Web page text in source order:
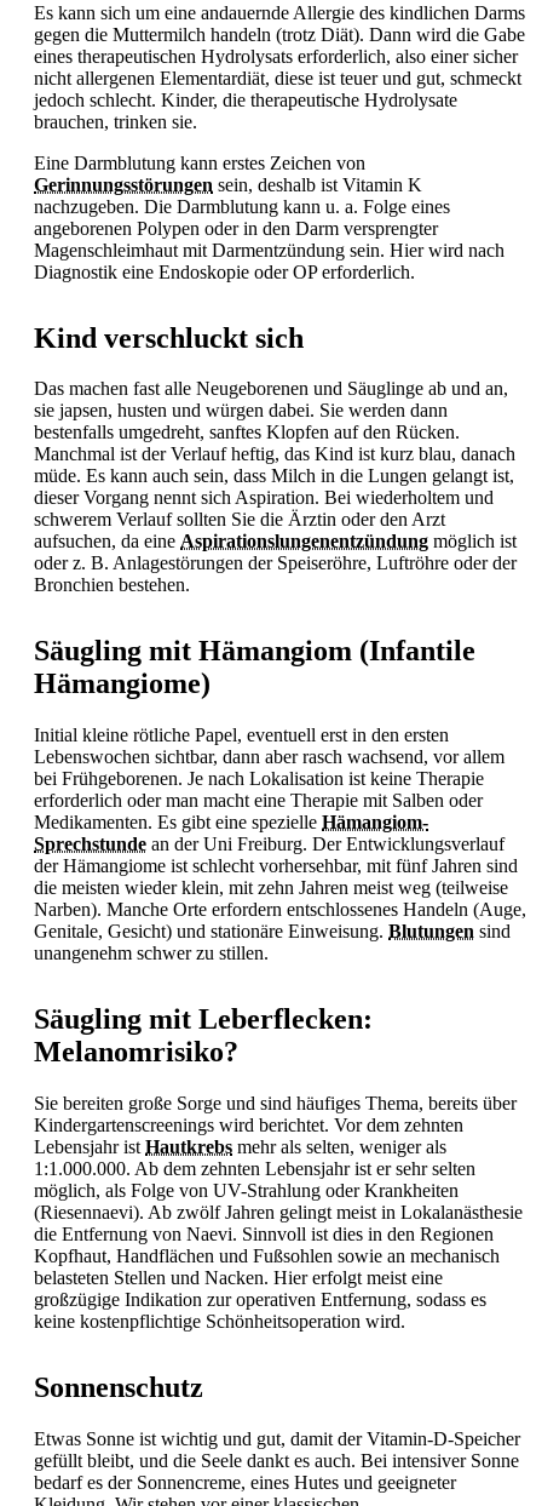
Es kann sich um eine andauernde Allergie des kindlichen Darms
gegen die Muttermilch handeln (trotz Diät). Dann wird die Gabe
eines therapeutischen Hydrolysats erforderlich, also einer sicher
nicht allergenen Elementardiät, diese ist teuer und gut, schmeckt
jedoch schlecht. Kinder, die therapeutische Hydrolysate
brauchen, trinken sie.
Eine Darmblutung kann erstes Zeichen von
Gerinnungsstörungen sein, deshalb ist Vitamin K
nachzugeben. Die Darmblutung kann u. a. Folge eines
angeborenen Polypen oder in den Darm versprengter
Magenschleimhaut mit Darmentzündung sein. Hier wird nach
Diagnostik eine Endoskopie oder OP erforderlich.
Kind verschluckt sich
Das machen fast alle Neugeborenen und Säuglinge ab und an,
sie japsen, husten und würgen dabei. Sie werden dann
bestenfalls umgedreht, sanftes Klopfen auf den Rücken.
Manchmal ist der Verlauf heftig, das Kind ist kurz blau, danach
müde. Es kann auch sein, dass Milch in die Lungen gelangt ist,
dieser Vorgang nennt sich Aspiration. Bei wiederholtem und
schwerem Verlauf sollten Sie die Ärztin oder den Arzt
aufsuchen, da eine Aspirationslungenentzündung möglich ist
oder z. B. Anlagestörungen der Speiseröhre, Luftröhre oder der
Bronchien bestehen.
Säugling mit Hämangiom (Infantile
Hämangiome)
Initial kleine rötliche Papel, eventuell erst in den ersten
Lebenswochen sichtbar, dann aber rasch wachsend, vor allem
bei Frühgeborenen. Je nach Lokalisation ist keine Therapie
erforderlich oder man macht eine Therapie mit Salben oder
Medikamenten. Es gibt eine spezielle Hämangiom-
Sprechstunde an der Uni Freiburg. Der Entwicklungsverlauf
der Hämangiome ist schlecht vorhersehbar, mit fünf Jahren sind
die meisten wieder klein, mit zehn Jahren meist weg (teilweise
Narben). Manche Orte erfordern entschlossenes Handeln (Auge,
Genitale, Gesicht) und stationäre Einweisung. Blutungen sind
unangenehm schwer zu stillen.
Säugling mit Leberflecken:
Melanomrisiko?
Sie bereiten große Sorge und sind häufiges Thema, bereits über
Kindergartenscreenings wird berichtet. Vor dem zehnten
Lebensjahr ist Hautkrebs mehr als selten, weniger als
1:1.000.000. Ab dem zehnten Lebensjahr ist er sehr selten
möglich, als Folge von UV-Strahlung oder Krankheiten
(Riesennaevi). Ab zwölf Jahren gelingt meist in Lokalanästhesie
die Entfernung von Naevi. Sinnvoll ist dies in den Regionen
Kopfhaut, Handflächen und Fußsohlen sowie an mechanisch
belasteten Stellen und Nacken. Hier erfolgt meist eine
großzügige Indikation zur operativen Entfernung, sodass es
keine kostenpflichtige Schönheitsoperation wird.
Sonnenschutz
Etwas Sonne ist wichtig und gut, damit der Vitamin-D-Speicher
gefüllt bleibt, und die Seele dankt es auch. Bei intensiver Sonne
bedarf es der Sonnencreme, eines Hutes und geeigneter